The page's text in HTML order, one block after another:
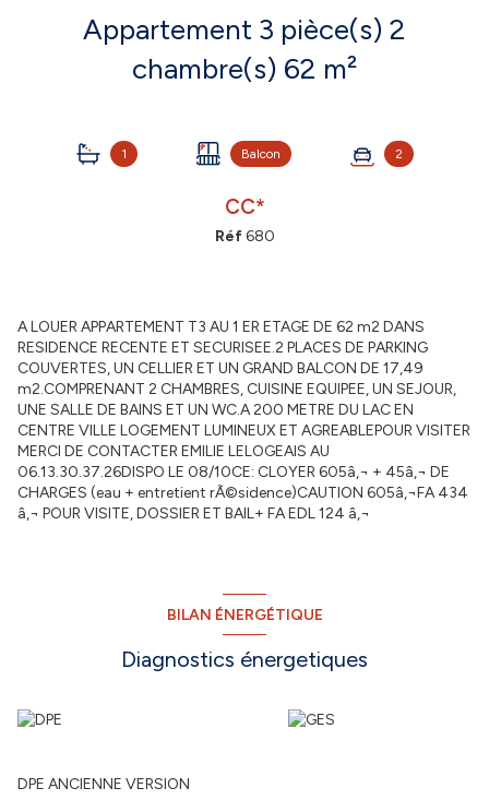
Appartement 3 pièce(s) 2
chambre(s) 62 m²
1 Balcon 2
CC*
Réf680
A LOUER APPARTEMENT T3 AU 1 ER ETAGE DE 62 m2 DANS
RESIDENCE RECENTE ET SECURISEE.2 PLACES DE PARKING
COUVERTES, UN CELLIER ET UN GRAND BALCON DE 17,49
m2.COMPRENANT 2 CHAMBRES, CUISINE EQUIPEE, UN SEJOUR,
UNE SALLE DE BAINS ET UN WC.A 200 METRE DU LAC EN
CENTRE VILLE LOGEMENT LUMINEUX ET AGREABLEPOUR VISITER
MERCI DE CONTACTER EMILIE LELOGEAIS AU
06.13.30.37.26DISPO LE 08/10CE: CLOYER 605â‚¬ + 45â‚¬ DE
CHARGES (eau + entretient rÃ©sidence)CAUTION 605â‚¬FA 434
â‚¬ POUR VISITE, DOSSIER ET BAIL+ FA EDL 124 â‚¬
BILAN ÉNERGÉTIQUE
Diagnostics énergetiques
DPE ANCIENNE VERSION